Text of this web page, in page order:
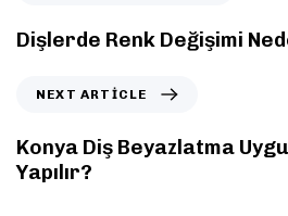
Dişlerde Renk Değişimi
NEXT ARTICLE
Konya Diş Beyazlatma
Yapılır?